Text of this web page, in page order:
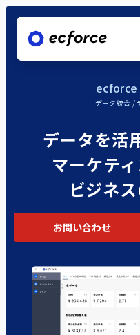
サービス/ソリューショ
ecforce
EC販売 / 店舗
ecforce
ecforce
新規ブランド
グ支援 / デジ
導入企業一
ナレッジ
データ統合 /
データを活
マーケティ
ビジネ
お問い合わせ